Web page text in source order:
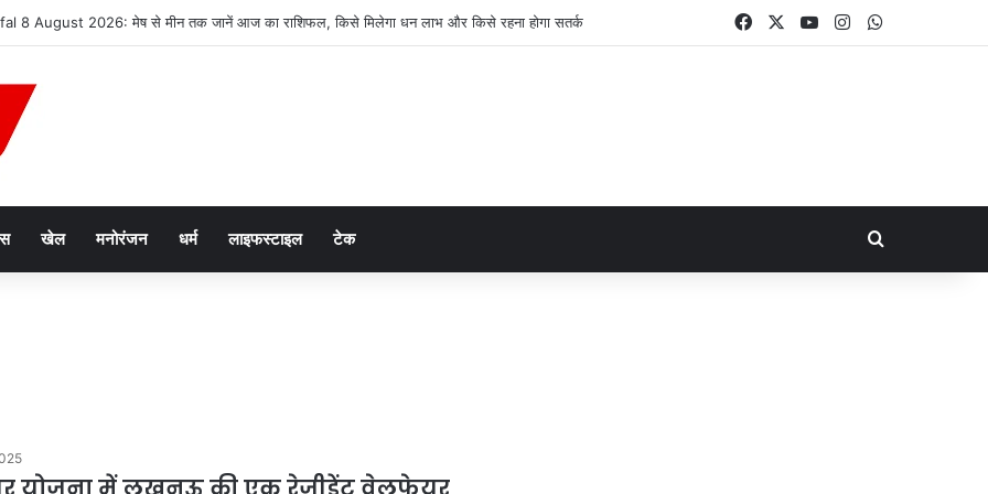
8 August 2026: मेष से मीन तक जानें आज का राशिफल, किसे मिलेगा धन लाभ और किसे रहना होगा सतर्क FacebookYouTubeInstagram
खेल मनोरंजन धर्म लाइफस्टाइल टेक Search for